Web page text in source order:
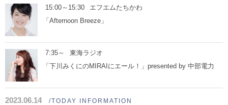
15:00～15:30
エフエムたちかわ
「Afternoon Breeze」
7:35～
東海ラジオ
「下川みくにのMIRAIにエール！」presented by 中部電力
2023.06.14 /TODAY INFORMATION